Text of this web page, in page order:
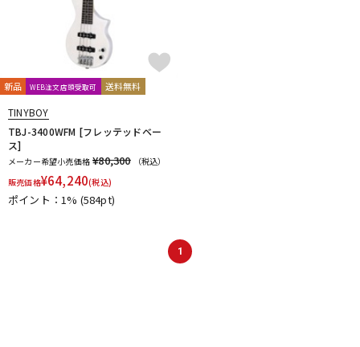
キーボード
管楽器
アンプ
DJ機器
新品 WEB注文店頭受取可 送料無料
TINYBOY
TBJ-3400WFM [フレッテッドベー
ス]
メーカー希望小売価格 ¥80,300
（税込）
販売価格¥64,240(税込)
ポイント：1% (584pt)
1